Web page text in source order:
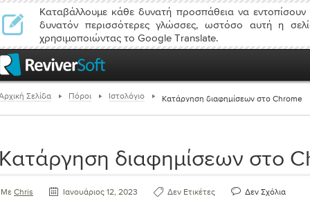
Καταβάλλουμε κάθε δυνατή προσπάθεια να
δυνατόν περισσότερες γλώσσες, ωστόσο αυτή η
χρησιμοποιώντας το Google Translate.
Σελίδα Πόροι Ιστολόγιο Κατάργηση διαφημίσεων στο Chrome
διαφημίσεων στο
Με Chris Ιανουάριος 12, 2023 Δεν Ετικέτες Δεν Σχόλια